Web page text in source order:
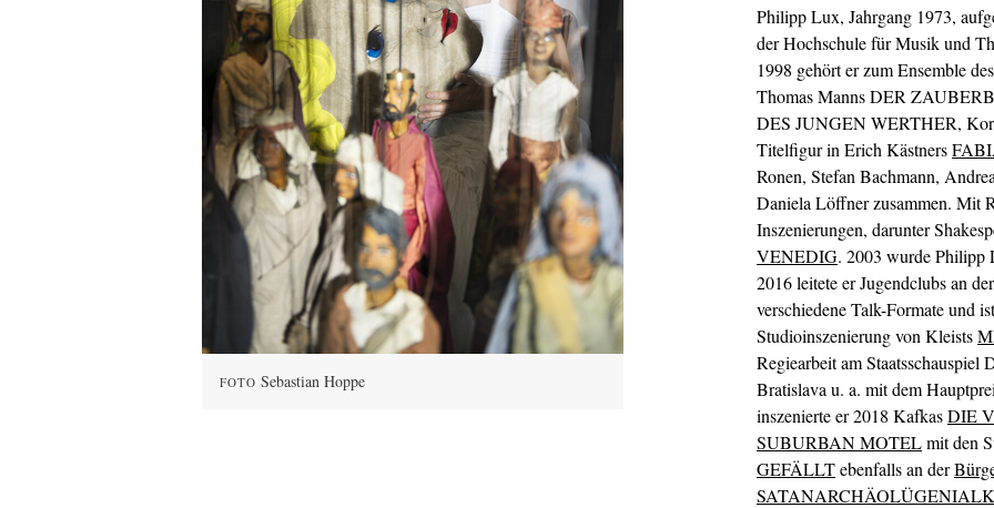
FOTO Sebastian Hoppe
Philipp Lux, Jahrgang 1973,
der Hochschule für Musik und
1998 gehört er zum Ensemble
Thomas Manns DER
DES JUNGEN WERTHER,
Titelfigur in Erich Kästners
Ronen, Stefan Bachmann,
Daniela Löffner zusammen. Mit
Inszenierungen, darunter
VENEDIG. 2003 wurde Philipp
2016 leitete er Jugendclubs an
verschiedene Talk-Formate und
Studioinszenierung von Kleists
Regiearbeit am Staatsschauspiel
Bratislava u. a. mit dem
inszenierte er 2018 KafkasDIE
SUBURBAN MOTELmit den
GEFÄLLTebenfalls an der